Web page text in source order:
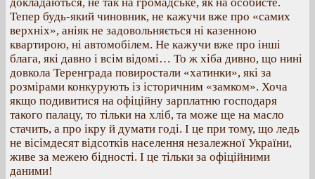
Тепер будь-який чиновник, не кажучи вже про «самих
верхніх», аніяк не задовольняється ні казенною
квартирою, ні автомобілем. Не кажучи вже про інші
блага, які давно і всім відомі… То ж хіба дивно, що нині
довкола Теренграда повиростали «хатинки», які за
розмірами конкурують із історичним «замком». Хоча
якщо подивитися на офіційну зарплатню господаря
такого палацу, то тільки на хліб, та може ще на масло
стачить, а про ікру й думати годі. І це при тому, що ледь
не вісімдесят відсотків населення незалежної України,
живе за межею бідності. І це тільки за офіційними
даними!